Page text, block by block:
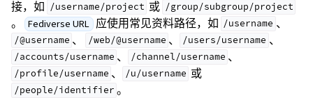
接，如 /username/project 或 /group/subgroup/project
。 Fediverse URL 应使用常见资料路径，如 /username 、
/@username 、 /web/@username 、 /users/username 、
/accounts/username 、 /channel/username 、
/profile/username 、 /u/username 或
/people/identifier 。